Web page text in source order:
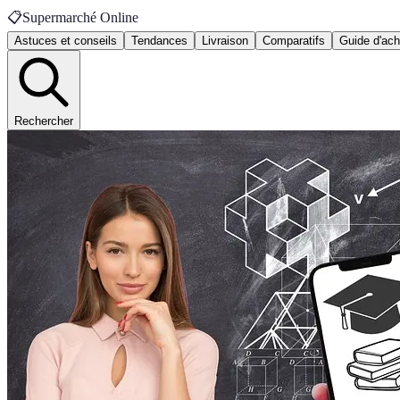
📋Supermarché Online
Astuces et conseils Tendances Livraison Comparatifs Guide
Rechercher